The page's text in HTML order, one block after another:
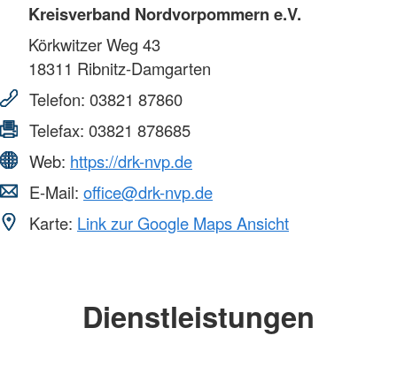
Kreisverband Nordvorpommern e.V.
Körkwitzer Weg 43
18311 Ribnitz-Damgarten
Telefon: 03821 87860
Telefax: 03821 878685
Web: https://drk-nvp.de
E-Mail: office@drk-nvp.de
Karte: Link zur Google Maps Ansicht
Dienstleistungen